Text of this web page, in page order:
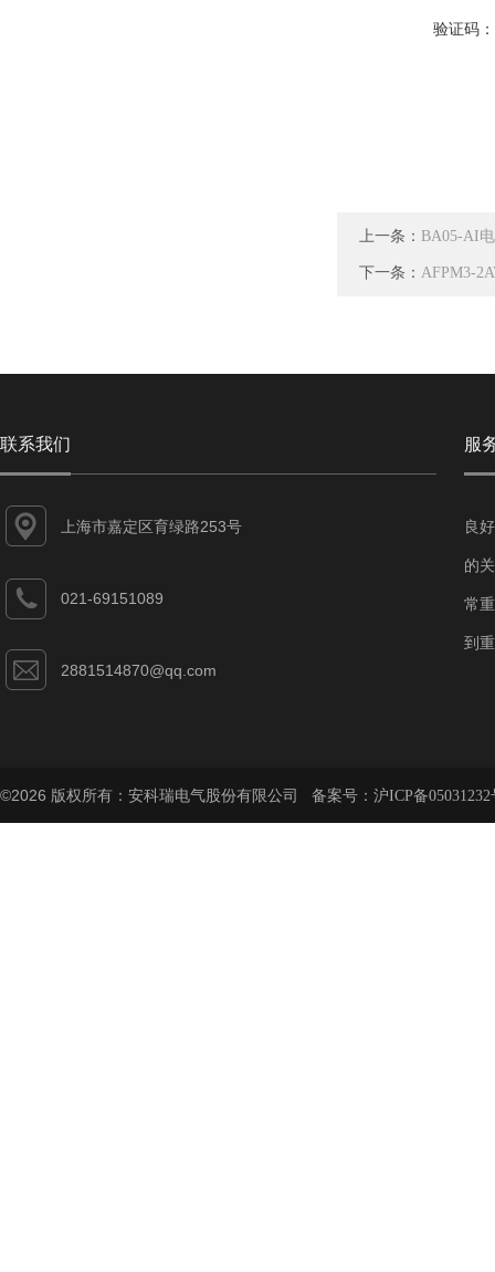
验证码：
上一条： BA05-AI
下一条： AFPM3-
联系我们
上海市嘉定区育绿路253号
021-69151089
2881514870@qq.com
服
良
的
常
到
©2026 版权所有：安科瑞电气股份有限公司 备案号： 沪ICP备05031232